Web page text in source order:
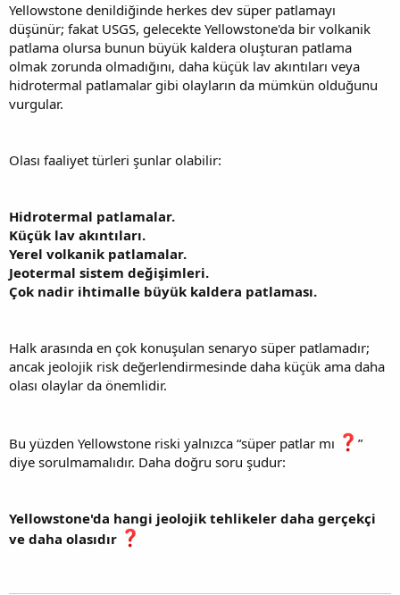
Yellowstone denildiğinde herkes dev süper patlamayı
düşünür; fakat USGS, gelecekte Yellowstone'da bir volkanik
patlama olursa bunun büyük kaldera oluşturan patlama
olmak zorunda olmadığını, daha küçük lav akıntıları veya
hidrotermal patlamalar gibi olayların da mümkün olduğunu
vurgular.
Olası faaliyet türleri şunlar olabilir:
Hidrotermal patlamalar.
Küçük lav akıntıları.
Yerel volkanik patlamalar.
Jeotermal sistem değişimleri.
Çok nadir ihtimalle büyük kaldera patlaması.
Halk arasında en çok konuşulan senaryo süper patlamadır;
ancak jeolojik risk değerlendirmesinde daha küçük ama daha
olası olaylar da önemlidir.
Bu yüzden Yellowstone riski yalnızca “süper patlar mı
”
diye sorulmamalıdır. Daha doğru soru şudur:
Yellowstone'da hangi jeolojik tehlikeler daha gerçekçi
ve daha olasıdır